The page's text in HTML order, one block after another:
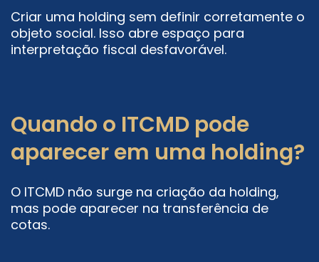
Criar uma holding sem definir corretamente o
objeto social. Isso abre espaço para
interpretação fiscal desfavorável.
Quando o ITCMD pode
aparecer em uma holding?
O ITCMD não surge na criação da holding,
mas pode aparecer na transferência de
cotas.